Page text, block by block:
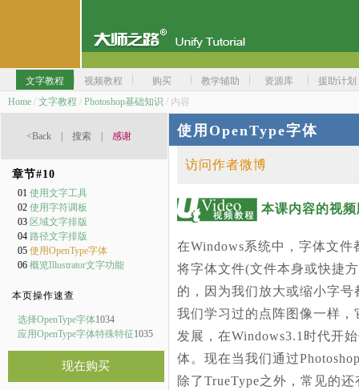
文字教程 视频教程 购买 教学辅助 资源库
援助计划
Home / 文字教程 / Photoshop基础知识 / 内容
<Back 搜索 感谢
章节#10
01 使用文字工具
02 使用字符调板
03 区域文字排版
04 路径文字排版
05 使用OpenType字体
06 概览Illustrator文字功能
本页操作速查
选择OpenType字体1034
应用OpenType字体特殊特征1035
现在购买
使用OpenType字体
访问作者微博
本课内容的视
在Windows系统中，字体文
将字体文件(文件本身或快捷
的，因为我们放大或缩小字
我们学习过的点阵图像一样
发展，在Windows3.1时代开
体。现在当我们通过
除了TrueType之外，常见的